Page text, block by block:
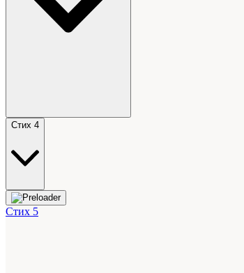
Стих 4
Стих 5